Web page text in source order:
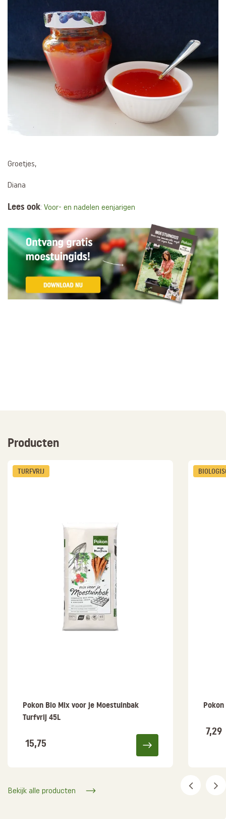
Groetjes,
Diana
Lees ook: Voor- en nadelen eenjarigen
Producten
TURFVRIJ
Pokon Bio Mix voor je Moestuinbak
Turfvrij 45L
15,75
7,29
Bekijk alle producten